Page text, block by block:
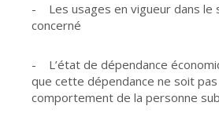
- Les usages en vigueur dans le
concerné
- L’état de dépendance
que cette dépendance ne soit
comportement de la personne